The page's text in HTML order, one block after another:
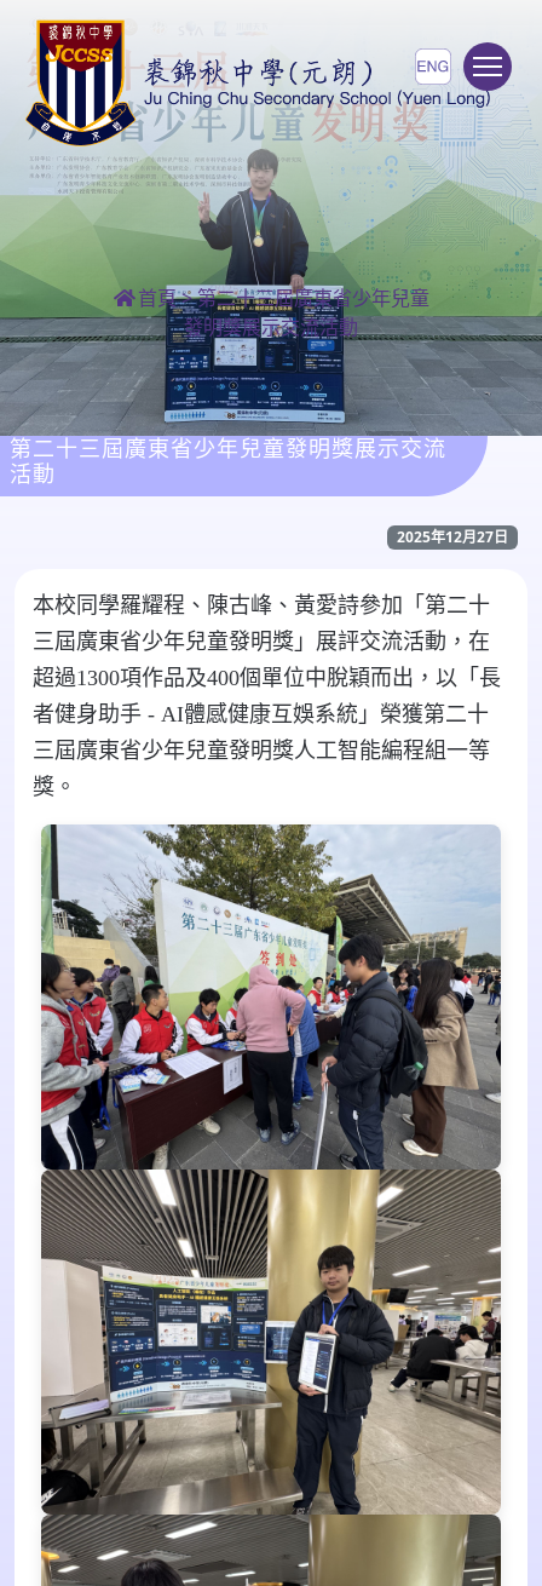
首頁>第二十三屆廣東省少年兒童
發明獎展示交流活動
第二十三屆廣東省少年兒童發明獎展示交流
活動
2025年12月27日
本校同學羅耀程、陳古峰、黃愛詩參加「第二十
三屆廣東省少年兒童發明獎」展評交流活動，在
超過1300項作品及400個單位中脫穎而出，以「長
者健身助手 - AI體感健康互娛系統」榮獲第二十
三屆廣東省少年兒童發明獎人工智能編程組一等
獎。